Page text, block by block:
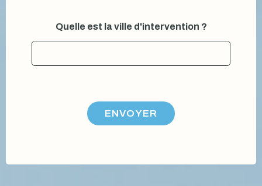
Quelle est la ville d'intervention ?
ENVOYER